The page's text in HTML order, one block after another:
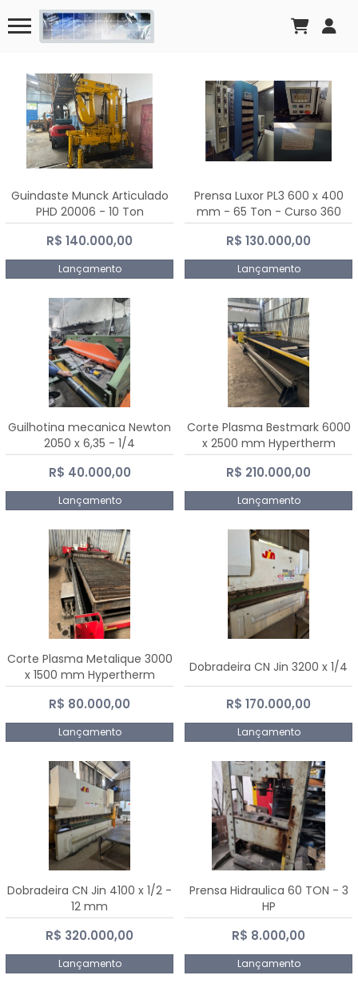
Guindaste Munck Articulado
PHD 20006 - 10 Ton
R$ 140.000,00
Lançamento
Prensa Luxor PL3 600 x 400
mm - 65 Ton - Curso 360
mm
R$ 130.000,00
Lançamento
Guilhotina mecanica Newton
2050 x 6,35 - 1/4
R$ 40.000,00
Lançamento
Corte Plasma Bestmark 6000
x 2500 mm Hypertherm
MaxPro 200
R$ 210.000,00
Lançamento
Corte Plasma Metalique 3000
x 1500 mm Hypertherm
Powermax 45 xp
R$ 80.000,00
Lançamento
Dobradeira CN Jin 3200 x 1/4
R$ 170.000,00
Lançamento
Dobradeira CN Jin 4100 x 1/2 -
12 mm
R$ 320.000,00
Lançamento
Prensa Hidraulica 60 TON - 3
HP
R$ 8.000,00
Lançamento